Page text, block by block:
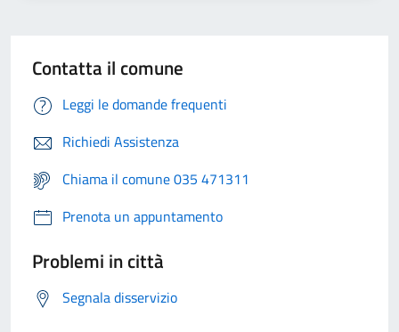
Contatta il comune
Leggi le domande frequenti
Richiedi Assistenza
Chiama il comune 035 471311
Prenota un appuntamento
Problemi in città
Segnala disservizio